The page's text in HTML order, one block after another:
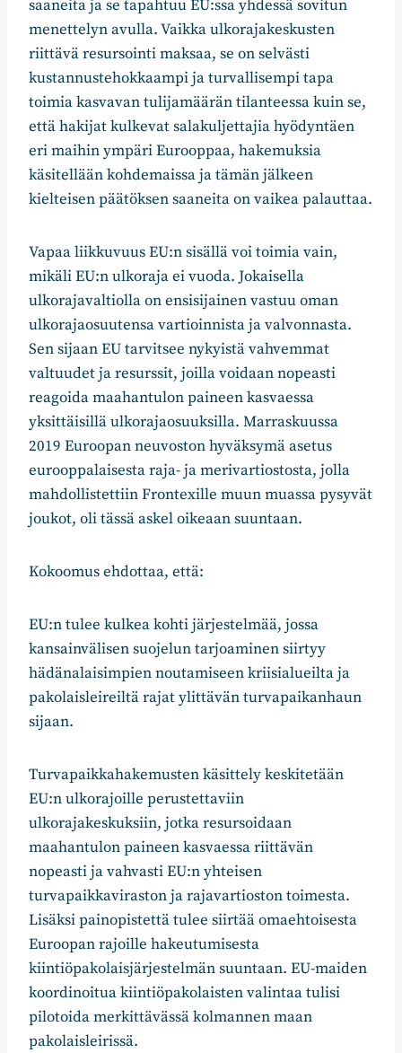
saaneita ja se tapahtuu EU:ssa yhdessä sovitun
menettelyn avulla. Vaikka ulkorajakeskusten
riittävä resursointi maksaa, se on selvästi
kustannustehokkaampi ja turvallisempi tapa
toimia kasvavan tulijamäärän tilanteessa kuin se,
että hakijat kulkevat salakuljettajia hyödyntäen
eri maihin ympäri Eurooppaa, hakemuksia
käsitellään kohdemaissa ja tämän jälkeen
kielteisen päätöksen saaneita on vaikea palauttaa.
Vapaa liikkuvuus EU:n sisällä voi toimia vain,
mikäli EU:n ulkoraja ei vuoda. Jokaisella
ulkorajavaltiolla on ensisijainen vastuu oman
ulkorajaosuutensa vartioinnista ja valvonnasta.
Sen sijaan EU tarvitsee nykyistä vahvemmat
valtuudet ja resurssit, joilla voidaan nopeasti
reagoida maahantulon paineen kasvaessa
yksittäisillä ulkorajaosuuksilla. Marraskuussa
2019 Euroopan neuvoston hyväksymä asetus
eurooppalaisesta raja- ja merivartiostosta, jolla
mahdollistettiin Frontexille muun muassa pysyvät
joukot, oli tässä askel oikeaan suuntaan.
Kokoomus ehdottaa, että:
EU:n tulee kulkea kohti järjestelmää, jossa
kansainvälisen suojelun tarjoaminen siirtyy
hädänalaisimpien noutamiseen kriisialueilta ja
pakolaisleireiltä rajat ylittävän turvapaikanhaun
sijaan.
Turvapaikkahakemusten käsittely keskitetään
EU:n ulkorajoille perustettaviin
ulkorajakeskuksiin, jotka resursoidaan
maahantulon paineen kasvaessa riittävän
nopeasti ja vahvasti EU:n yhteisen
turvapaikkaviraston ja rajavartioston toimesta.
Lisäksi painopistettä tulee siirtää omaehtoisesta
Euroopan rajoille hakeutumisesta
kiintiöpakolaisjärjestelmän suuntaan. EU-maiden
koordinoitua kiintiöpakolaisten valintaa tulisi
pilotoida merkittävässä kolmannen maan
pakolaisleirissä.